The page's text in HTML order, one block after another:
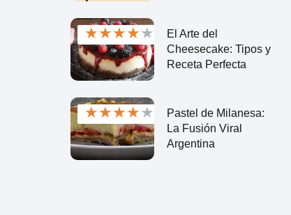
★★★★★
El Arte del
Cheesecake: Tipos y
Receta Perfecta
★★★★★
Pastel de Milanesa:
La Fusión Viral
Argentina